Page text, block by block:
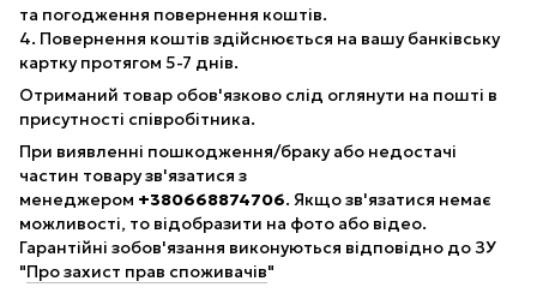
та погодження повернення коштів.
4. Повернення коштів здійснюється на вашу банківську
картку протягом 5-7 днів.
Отриманий товар обов'язково слід оглянути на пошті в
присутності співробітника.
При виявленні пошкодження/браку або недостачі
частин товару зв'язатися з
менеджером +380668874706. Якщо зв'язатися немає
можливості, то відобразити на фото або відео.
Гарантійні зобов'язання виконуються відповідно до ЗУ
"Про захист прав споживачів"